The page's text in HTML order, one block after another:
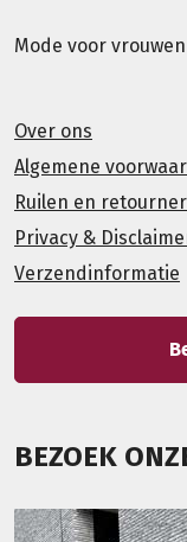
Mode voor
Over ons
Algemene
Ruilen en
Privacy &
Verzendinformatie
BEZOEK